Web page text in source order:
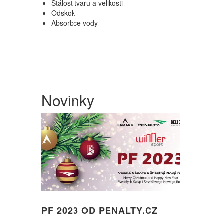
Stálost tvaru a velikosti
Odskok
Absorbce vody
Novinky
PF 2023 OD PENALTY.CZ